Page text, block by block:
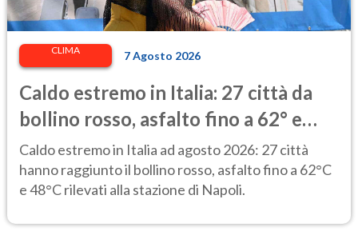
CLIMA 7 Agosto 2026
Caldo estremo in Italia: 27 città da
bollino rosso, asfalto fino a 62° e
punte di 48° alla stazione di Napoli
Caldo estremo in Italia ad agosto 2026: 27 città
hanno raggiunto il bollino rosso, asfalto fino a 62°C
e 48°C rilevati alla stazione di Napoli.